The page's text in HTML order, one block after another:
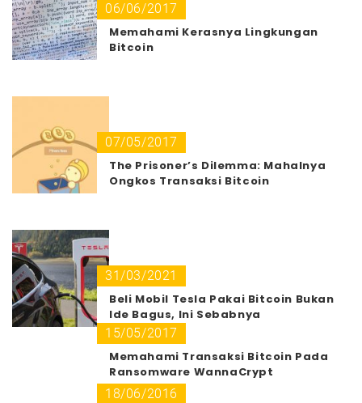
06/06/2017
Memahami Kerasnya Lingkungan
Bitcoin
07/05/2017
The Prisoner’s Dilemma: Mahalnya
Ongkos Transaksi Bitcoin
31/03/2021
Beli Mobil Tesla Pakai Bitcoin Bukan
Ide Bagus, Ini Sebabnya
15/05/2017
Memahami Transaksi Bitcoin Pada
Ransomware WannaCrypt
18/06/2016